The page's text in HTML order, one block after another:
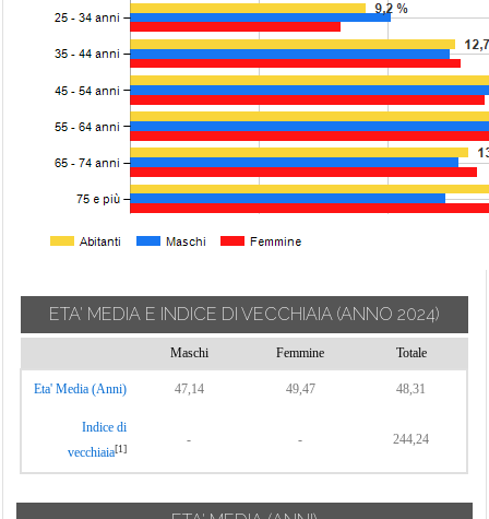
Trebisacce
Vaccarizzo
Albanese
Verbicaro
Villapiana
Zumpano
ETA' MEDIA E INDICE DI VECCHIAIA (ANNO 2024)
Maschi Femmine Totale
Eta' Media (Anni) 47,14 49,47 48,31
Indice di
vecchiaia[1]
- - 244,24